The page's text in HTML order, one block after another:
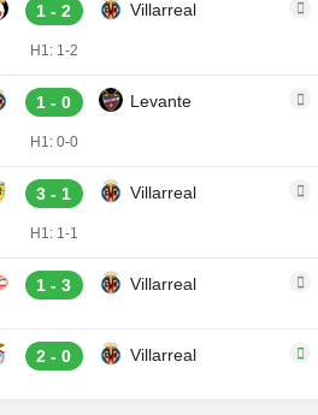
1 - 2 Villarreal
H1: 1-2
1 - 0 Levante
H1: 0-0
3 - 1 Villarreal
H1: 1-1
1 - 3 Villarreal
2 - 0 Villarreal